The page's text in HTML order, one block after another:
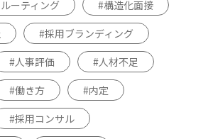
ーティング
構造化面接
採用ブランディング
人事評価
人材不足
働き方
内定
採用コンサル